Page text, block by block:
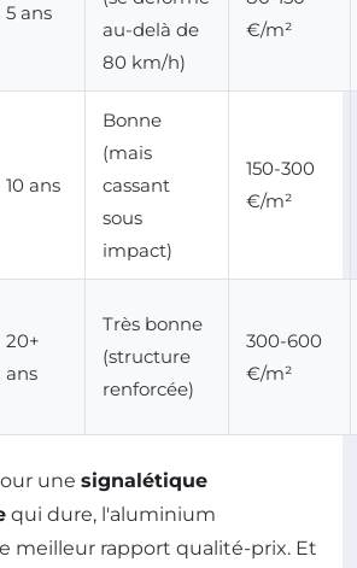
5 ans
au-delà de
80 km/h)
€/m²
10 ans
Bonne
(mais
cassant
sous
impact)
150-300
€/m²
20+
ans
Très bonne
(structure
renforcée)
300-600
€/m²
une signalétique
qui dure, l'aluminium
meilleur rapport qualité-prix. Et